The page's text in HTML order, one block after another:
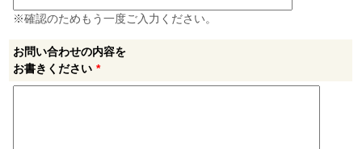
※確認のためもう一度ご入力ください。
お問い合わせの内容を
お書きください *